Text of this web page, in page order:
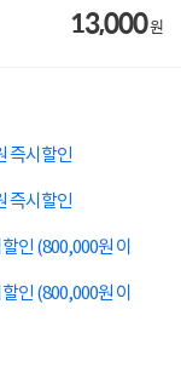
13,000원
즉시할인
즉시할인
인 (800,000원 이
인 (800,000원 이